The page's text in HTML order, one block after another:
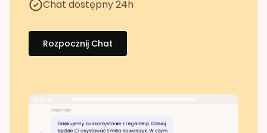
Chat dostępny 24h
Rozpocznij Chat